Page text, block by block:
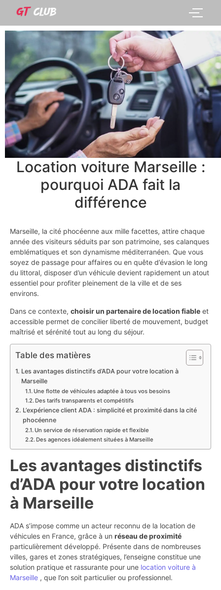
Location voiture Marseille :
pourquoi ADA fait la
différence
Marseille, la cité phocéenne aux mille facettes, attire chaque
année des visiteurs séduits par son patrimoine, ses calanques
emblématiques et son dynamisme méditerranéen. Que vous
soyez de passage pour affaires ou en quête d’évasion le long
du littoral, disposer d’un véhicule devient rapidement un atout
essentiel pour profiter pleinement de la ville et de ses
environs.
Dans ce contexte, choisir un partenaire de location fiable et
accessible permet de concilier liberté de mouvement, budget
maîtrisé et sérénité tout au long du séjour.
Table des matières
Les avantages distinctifs d’ADA pour votre location à
Marseille
Une flotte de véhicules adaptée à tous vos besoins
Des tarifs transparents et compétitifs
L’expérience client ADA : simplicité et proximité dans la cité
phocéenne
Un service de réservation rapide et flexible
Des agences idéalement situées à Marseille
Les avantages distinctifs
d’ADA pour votre location
à Marseille
ADA s’impose comme un acteur reconnu de la location de
véhicules en France, grâce à un réseau de proximité
particulièrement développé. Présente dans de nombreuses
villes, gares et zones stratégiques, l’enseigne constitue une
solution pratique et rassurante pour une location voiture à
Marseille , que l’on soit particulier ou professionnel.